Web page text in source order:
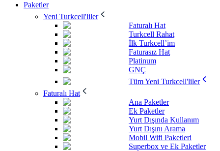
Paketler
Yeni Turkcell'liler
Faturalı Hat
Turkcell Rahat
İlk Turkcell’im
Faturasız Hat
Platinum
GNÇ
Tüm Yeni Turkcell'liler
Faturalı Hat
Ana Paketler
Ek Paketler
Yurt Dışında Kullanım
Yurt Dışını Arama
Mobil Wifi Paketleri
Superbox ve Ek Paketler